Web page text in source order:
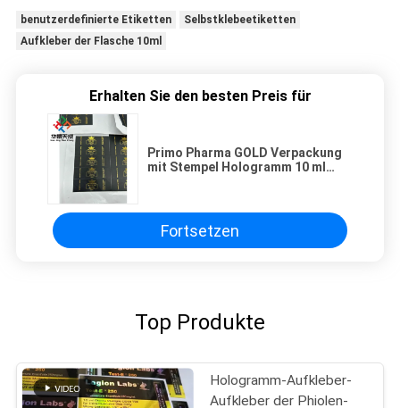
benutzerdefinierte Etiketten
Selbstklebeetiketten
Aufkleber der Flasche 10ml
Erhalten Sie den besten Preis für
Primo Pharma GOLD Verpackung
mit Stempel Hologramm 10 ml
Fortsetzen
Top Produkte
Hologramm-Aufkleber-
Aufkleber der Phiolen-